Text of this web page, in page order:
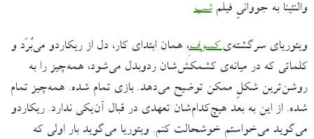
والنتینا به جووانیِ فیلمشب
ویتوریای سرگشته‌ی کسوفِ، همان ابتدای کار، دل از ریکاردو می‌بُرَد و
کلماتی که در میانه‌ی کشمکش‌شان ردوبدل می‌شود، همه‌چیز را به
روشن‌ترین شکلِ ممکن توضیح می‌دهد. بازی تمام شده. همه‌چیز تمام
شده. از این به بعد هیچ‌‌کدام‌شان تعهدی در قبال آن‌یکی ندارد. ریکاردو
می‌گوید می‌خواستم خوشحالت کنم. ویتوریا می‌گوید ‌بار اولی که